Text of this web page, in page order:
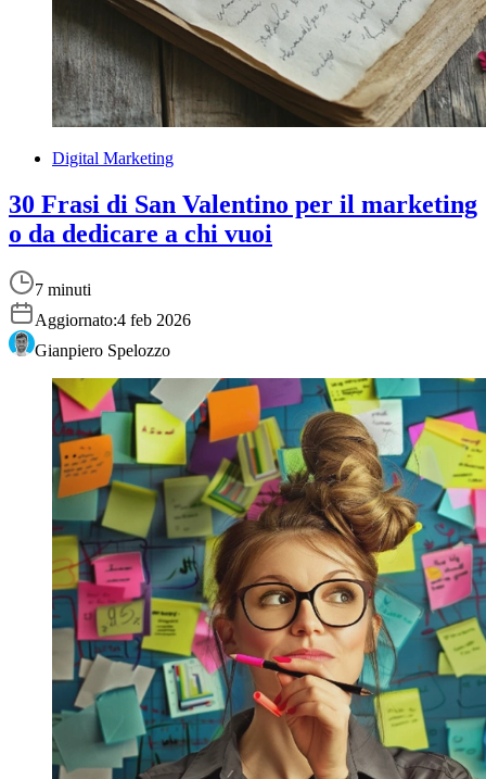
Digital Marketing
30 Frasi di San Valentino per il marketing
o da dedicare a chi vuoi
7 minuti
Aggiornato:4 feb 2026
Gianpiero Spelozzo